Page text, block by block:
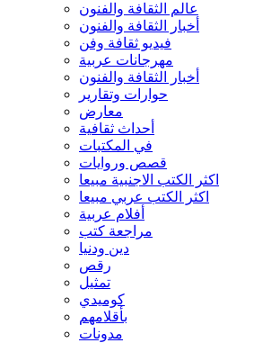
عالم الثقافة والفنون
أخبار الثقافة والفنون
فيديو ثقافة وفن
مهرجانات عربية
أخبار الثقافة والفنون
حوارات وتقارير
معارض
أحداث ثقافية
في المكتبات
قصص وروايات
اكثر الكتب الاجنبية مبيعا
اكثر الكتب عربي مبيعا
أفلام عربية
مراجعة كتب
دين ودنيا
رقص
تمثيل
كوميدي
بأقلامهم
مدونات